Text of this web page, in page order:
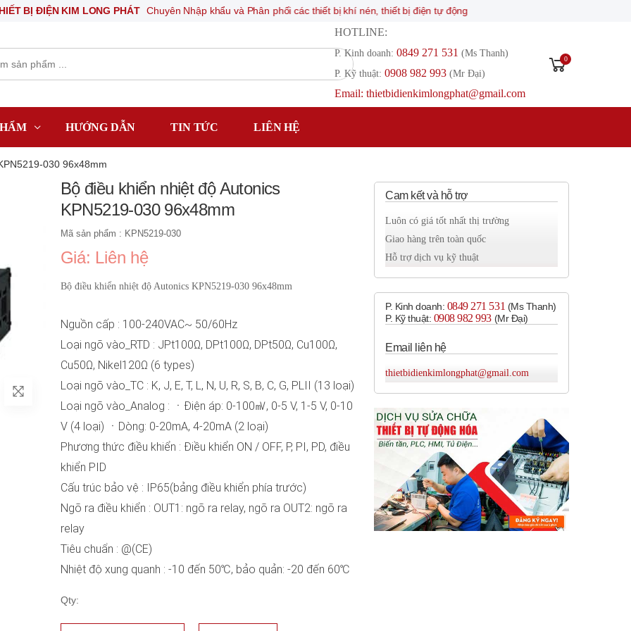
KIM LONG PHÁT Chuyên Nhập khẩu và Phân phối các thiết bị khí nén, thiết bị điện tự động
HOTLINE:
P. Kinh doanh: 0849 271 531 (Ms Thanh)
P. Kỹ thuật: 0908 982 993​ (Mr Đại)
Email: thietbidienkimlongphat@gmail.com
0
HƯỚNG DẪN TIN TỨC LIÊN HỆ
030 96x48mm
Bộ điều khiển nhiệt độ Autonics
KPN5219-030 96x48mm
Mã sản phẩm : KPN5219-030
Giá: Liên hệ
Bộ điều khiển nhiệt độ Autonics KPN5219-030 96x48mm
Nguồn cấp : 100-240VAC~ 50/60Hz
Loại ngõ vào_RTD : JPt100Ω, DPt100Ω, DPt50Ω, Cu100Ω,
Cu50Ω, Nikel120Ω (6 types)
Loại ngõ vào_TC : K, J, E, T, L, N, U, R, S, B, C, G, PLII (13 loại)
Loại ngõ vào_Analog : ㆍĐiện áp: 0-100㎷, 0-5 V, 1-5 V, 0-10
V (4 loại) ㆍDòng: 0-20mA, 4-20mA (2 loại)
Phương thức điều khiển : Điều khiển ON / OFF, P, PI, PD, điều
khiển PID
Cấu trúc bảo vệ : IP65(bảng điều khiển phía trước)
Ngõ ra điều khiển : OUT1: ngõ ra relay, ngõ ra OUT2: ngõ ra
relay
Tiêu chuẩn : @(CE)
Nhiệt độ xung quanh : -10 đến 50℃, bảo quản: -20 đến 60℃
Qty:
Cam kết và hỗ trợ
Luôn có giá tốt nhất thị trường
Giao hàng trên toàn quốc
Hỗ trợ dịch vụ kỹ thuật
P. Kinh doanh: 0849 271 531 (Ms Thanh)
P. Kỹ thuật: 0908 982 993​ (Mr Đại)
Email liên hệ
thietbidienkimlongphat@gmail.com